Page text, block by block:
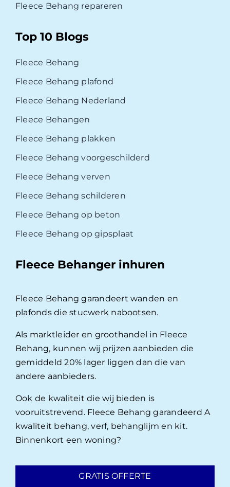
Fleece Behang repareren
Top 10 Blogs
Fleece Behang
Fleece Behang plafond
Fleece Behang Nederland
Fleece Behangen
Fleece Behang plakken
Fleece Behang voorgeschilderd
Fleece Behang verven
Fleece Behang schilderen
Fleece Behang op beton
Fleece Behang op gipsplaat
Fleece Behanger inhuren
Fleece Behang garandeert wanden en
plafonds die stucwerk nabootsen.
Als marktleider en groothandel in Fleece
Behang, kunnen wij prijzen aanbieden die
gemiddeld 20% lager liggen dan die van
andere aanbieders.
Ook de kwaliteit die wij bieden is
vooruitstrevend. Fleece Behang garandeerd A
kwaliteit behang, verf, behanglijm en kit.
Binnenkort een woning?
GRATIS OFFERTE